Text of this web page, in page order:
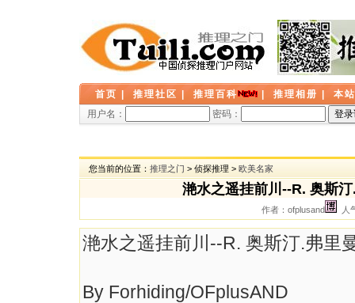
首页 推理社区 推理百科 推理相册
本
用户名：
密码：
您当前的位置： 推理之门 > 侦探推理 > 欧美名家
滟水之遥挂前川--R. 奥斯
作者：ofplusand 人
滟水之遥挂前川--R. 奥斯汀.弗里
By Forhiding/OFplusAND